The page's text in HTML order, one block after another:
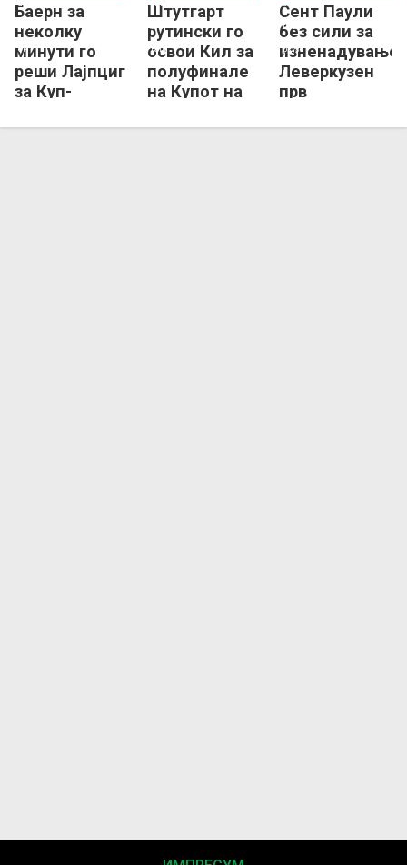
Баерн за
неколку
минути го
реши Лајпциг
за Куп-
Баерн Минхен
Штутгарт
рутински го
освои Кил за
полуфинале
на Купот на
Холштајн Кил
Сент Паули
без сили за
изненадување,
Леверкузен
прв
во Купот
Баер Леверкузен